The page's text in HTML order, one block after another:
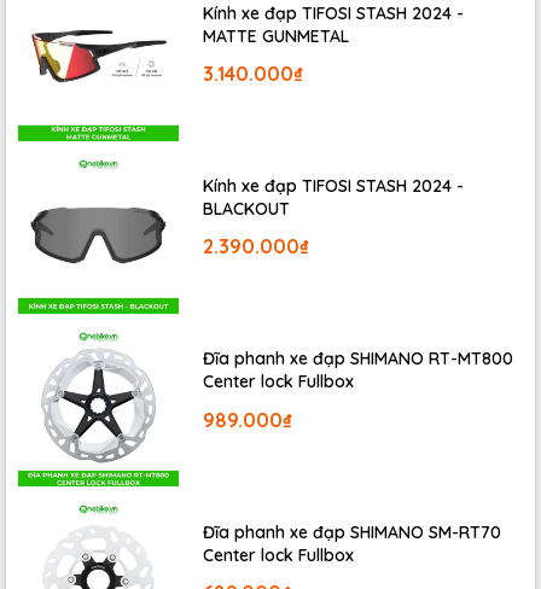
Kính xe đạp TIFOSI STASH 2024 -
MATTE GUNMETAL
3.140.000₫
Kính xe đạp TIFOSI STASH 2024 -
BLACKOUT
2.390.000₫
Đĩa phanh xe đạp SHIMANO RT-MT800
Center lock Fullbox
989.000₫
Đĩa phanh xe đạp SHIMANO SM-RT70
Center lock Fullbox